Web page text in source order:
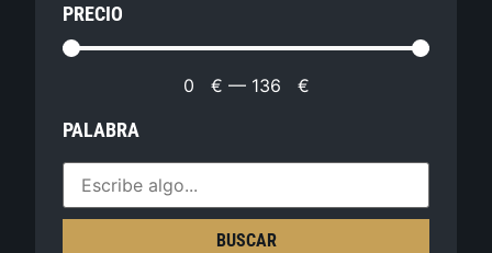
PRECIO
0 € — 136 €
PALABRA
BUSCAR